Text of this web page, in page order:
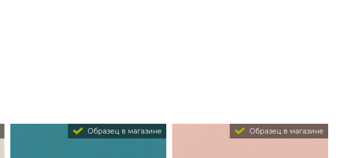
Образец в магазине Образец в магазине